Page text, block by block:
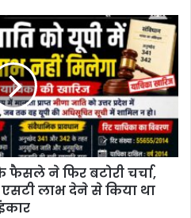
फैसले ने फिर बटोरी चर्चा,
लाभ देने से किया था